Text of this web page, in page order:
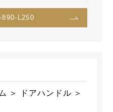
890-L250
＞ ドアハンドル ＞